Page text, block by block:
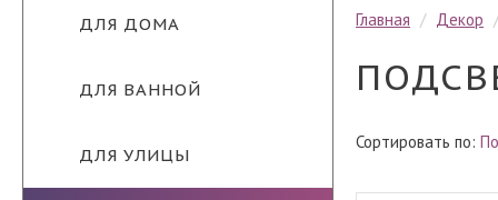
ДЛЯ ДОМА
ДЛЯ ВАННОЙ
ДЛЯ УЛИЦЫ
Главная / Декор
Сортировать по: